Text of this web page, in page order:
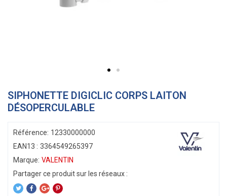
SIPHONETTE DIGICLIC CORPS LAITON
DÉSOPERCULABLE
Référence: 12330000000
EAN13 : 3364549265397
Marque: VALENTIN